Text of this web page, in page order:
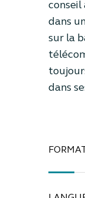
conseil
dans
sur la
dans